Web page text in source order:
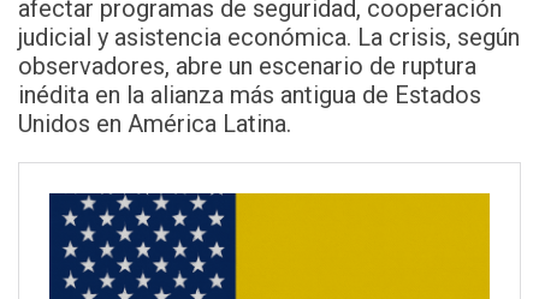
afectar programas de seguridad, cooperación
judicial y asistencia económica. La crisis, según
observadores, abre un escenario de ruptura
inédita en la alianza más antigua de Estados
Unidos en América Latina.